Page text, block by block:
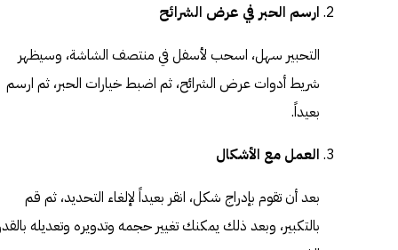
ارسم الحبر في عرض الشرائح
التحبير سهل، اسحب لأسفل في منتصف الشاشة، وسيظهر
شريط أدوات عرض الشرائح، ثم اضبط خيارات الحبر، ثم ارسم
بعيداً.
العمل مع الأشكال
بعد أن تقوم بإدراج شكل، انقر بعيداً لإلغاء التحديد، ثم قم
بالتكبير، وبعد ذلك يمكنك تغيير حجمه وتدويره وتعديله